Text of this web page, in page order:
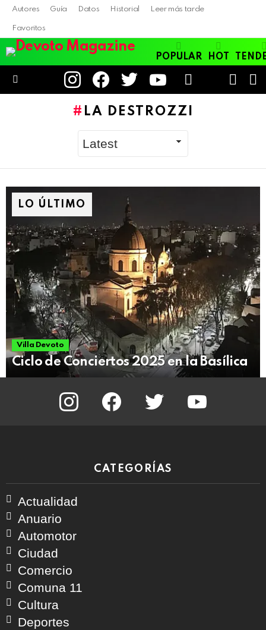
Autores Guía Datos Historial Leer más tarde
Favoritos
POPULAR HOT
instagramfacebooktwitter youtube
SKIN
LA DESTROZZI
LO ÚLTIMO
Villa Devoto
Ciclo de Conciertos 2025 en la Basílica
instagram facebook twitter
CATEGORÍAS
Actualidad
Anuario
Automotor
Ciudad
Comercio
Comuna 11
Cultura
Deportes